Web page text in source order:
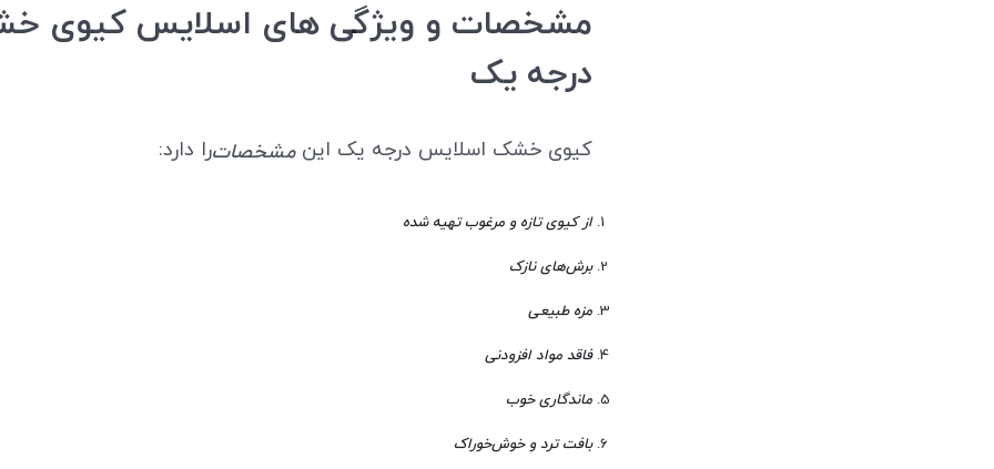
مشخصات و ویژگی های اسلایس کیوی
درجه یک
کیوی خشک اسلایس درجه یک اینمشخصاترا دارد:
از کیوی تازه و مرغوب تهیه شده
برش‌های نازک
مزه طبیعی
فاقد مواد افزودنی
ماندگاری خوب
بافت ترد و خوش‌خوراک